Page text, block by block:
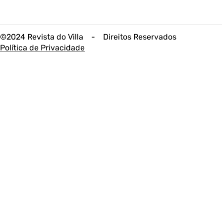
©2024 Revista do Villa - Direitos Reservados
Política de Privacidade